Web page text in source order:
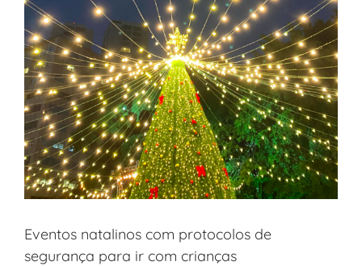
Eventos natalinos com protocolos de
segurança para ir com crianças